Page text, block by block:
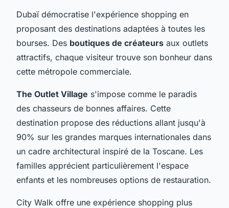
Dubaï démocratise l'expérience shopping en
proposant des destinations adaptées à toutes les
bourses. Des boutiques de créateurs aux outlets
attractifs, chaque visiteur trouve son bonheur dans
cette métropole commerciale.
The Outlet Village s'impose comme le paradis
des chasseurs de bonnes affaires. Cette
destination propose des réductions allant jusqu'à
90% sur les grandes marques internationales dans
un cadre architectural inspiré de la Toscane. Les
familles apprécient particulièrement l'espace
enfants et les nombreuses options de restauration.
City Walk offre une expérience shopping plus